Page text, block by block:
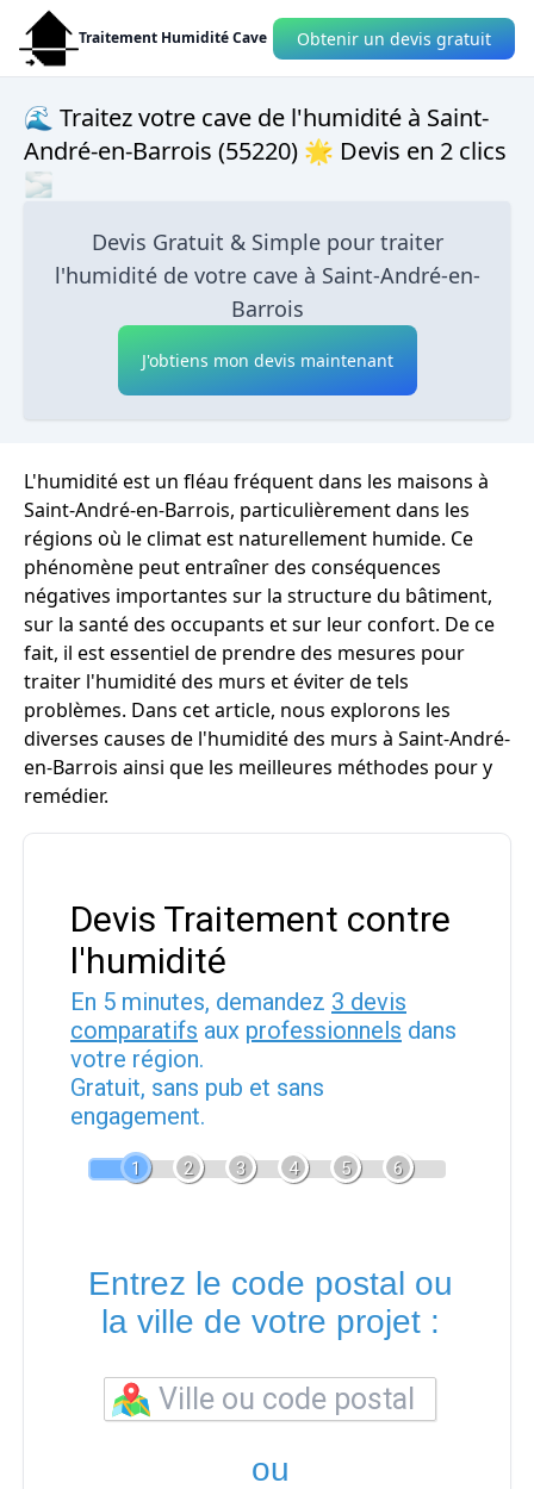
Traitement Humidité Cave Obtenir un devis gratuit
🌊 Traitez votre cave de l'humidité à Saint-
André-en-Barrois (55220) 🌟 Devis en 2 clics
🌫
Devis Gratuit & Simple pour traiter
l'humidité de votre cave à Saint-André-en-
Barrois
J'obtiens mon devis maintenant
L'humidité est un fléau fréquent dans les maisons à
Saint-André-en-Barrois, particulièrement dans les
régions où le climat est naturellement humide. Ce
phénomène peut entraîner des conséquences
négatives importantes sur la structure du bâtiment,
sur la santé des occupants et sur leur confort. De ce
fait, il est essentiel de prendre des mesures pour
traiter l'humidité des murs et éviter de tels
problèmes. Dans cet article, nous explorons les
diverses causes de l'humidité des murs à Saint-André-
en-Barrois ainsi que les meilleures méthodes pour y
remédier.
Devis Traitement contre
l'humidité
En 5 minutes, demandez 3 devis
comparatifs aux professionnels dans
votre région.
Gratuit, sans pub et sans
engagement.
1 2 3 4 5 6
Entrez le code postal ou
la ville de votre projet :
ou